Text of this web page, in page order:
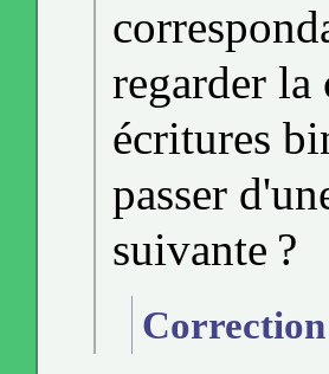
regarder la
écritures
passer
suivante ?
Correction